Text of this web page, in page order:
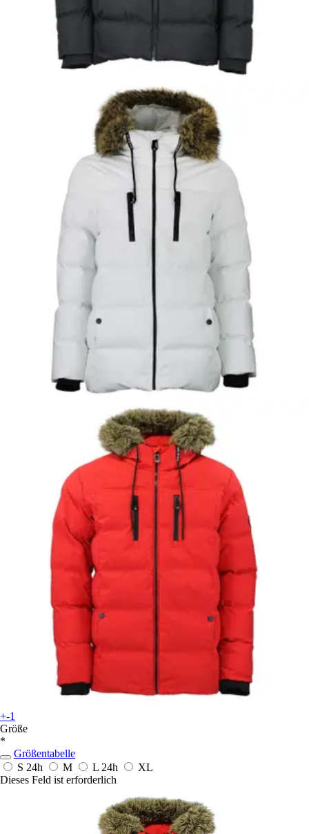
+-1
Größe
*
Größentabelle
S 24h M L 24h
XL
Dieses Feld ist erforderlich